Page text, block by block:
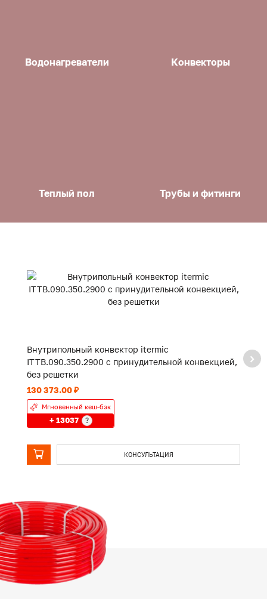
Водонагреватели Конвекторы
Теплый пол Трубы и фитинги
Внутрипольный конвектор itermic
ITTB.090.350.2900 с принудительной конвекцией,
без решетки
130 373.00 ₽
Мгновенный кеш-бэк
+ 13037 ?
КОНСУЛЬТАЦИЯ